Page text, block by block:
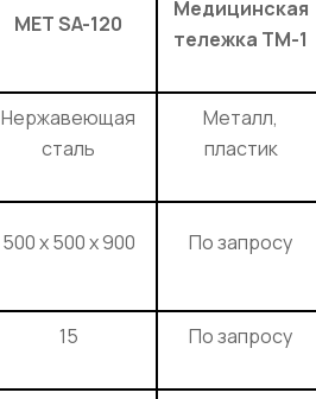
МЕТ SA-120
Медицинская
тележка ТМ-1
Нержавеющая
сталь
Металл,
пластик
500 x 500 x 900 По запросу
15 По запросу